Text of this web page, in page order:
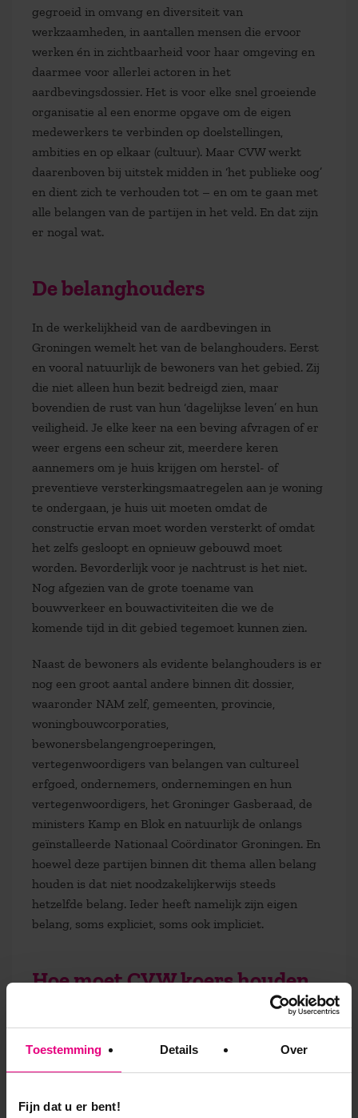
Toestemming Details Over
Fijn dat u er bent!
gegroeid in omvang en diversiteit van
werkzaamheden, in aantallen mensen die ervoor
werken én in zichtbaarheid voor haar omgeving en
daarmee voor allerlei actoren in het
aardbevingsdossier. Het is voor elke snel groeiende
organisatie al een enorme opgave om de eigen
medewerkers te verbinden op doelstellingen,
ambities en op elkaar (cultuur). Maar CVW werkt
daarenboven bij uitstek midden in ‘het publieke oog’
en dient zich te verhouden tot – en om te gaan met
alle belangen van de partijen in het veld. En dat zijn
er nogal wat.
De belanghouders
In de werkelijkheid van de aardbevingen in
Groningen wemelt het van de belanghouders. Eerst
en vooral natuurlijk de bewoners van het gebied. Zij
die niet alleen hun bezit bedreigd zien, maar
bovendien de rust van hun ‘dagelijkse leven’ en hun
veiligheid. Je elke keer na een beving afvragen of er
weer ergens een scheur zit, meerdere keren
aannemers om je huis krijgen om herstel- of
preventieve versterkingsmaatregelen aan je woning
te ondergaan, je huis uit moeten omdat de
constructie ervan moet worden versterkt of omdat
het zelfs gesloopt en opnieuw gebouwd moet
worden. Bevorderlijk voor je nachtrust is het niet.
Nog afgezien van de grote toename van
bouwverkeer en bouwactiviteiten die we de
komende tijd in dit gebied tegemoet kunnen zien.
Naast de bewoners als evidente belanghouders is er
nog een groot aantal andere binnen dit dossier,
waaronder NAM zelf, gemeenten, provincie,
woningbouwcorporaties,
bewonersbelangengroeperingen,
vertegenwoordigers van belangen van cultureel
erfgoed, ondernemers, ondernemingen en hun
vertegenwoordigers, het Groninger Gasberaad, de
ministers Kamp en Blok en natuurlijk de onlangs
geïnstalleerde Nationaal Coördinator Groningen. En
hoewel deze partijen binnen dit thema allen belang
houden is dat niet noodzakelijkerwijs steeds
hetzelfde belang. Ieder heeft namelijk zijn eigen
belang, soms expliciet, soms ook impliciet.
Hoe moet CVW koers houden
in dit drukbevolkte speelveld
van belangen?
Behulpzaam voor deze gedachtenexercitie kan
je echt wilt bereiken, wat je drijft, waarom je bestaat,